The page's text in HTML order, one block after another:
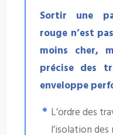
Sortir une
rouge n’est
moins cher,
précise des
enveloppe
L’ordre des
l’isolation